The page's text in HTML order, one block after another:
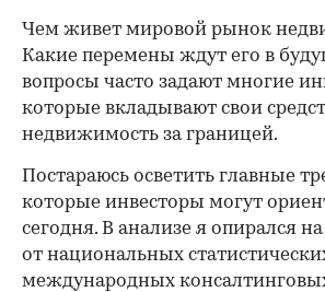
Чем живет мировой рынок
Какие перемены ждут его в
вопросы часто задают многие
которые вкладывают свои
недвижимость за границей.
Постараюсь осветить главные
которые инвесторы могут
сегодня. В анализе я опирался
от национальных
международных